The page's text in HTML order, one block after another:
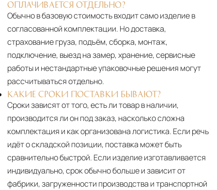
ОПЛАЧИВАЕТСЯ ОТДЕЛЬНО?
Обычно в базовую стоимость входит само изделие в
согласованной комплектации. Но доставка,
страхование груза, подъём, сборка, монтаж,
подключение, выезд на замер, хранение, сервисные
работы и нестандартные упаковочные решения могут
рассчитываться отдельно.
КАКИЕ СРОКИ ПОСТАВКИ БЫВАЮТ?
Сроки зависят от того, есть ли товар в наличии,
производится ли он под заказ, насколько сложна
комплектация и как организована логистика. Если речь
идёт о складской позиции, поставка может быть
сравнительно быстрой. Если изделие изготавливается
индивидуально, срок обычно больше и зависит от
фабрики, загруженности производства и транспортной